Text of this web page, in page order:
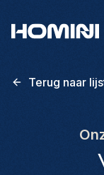
Terug naar